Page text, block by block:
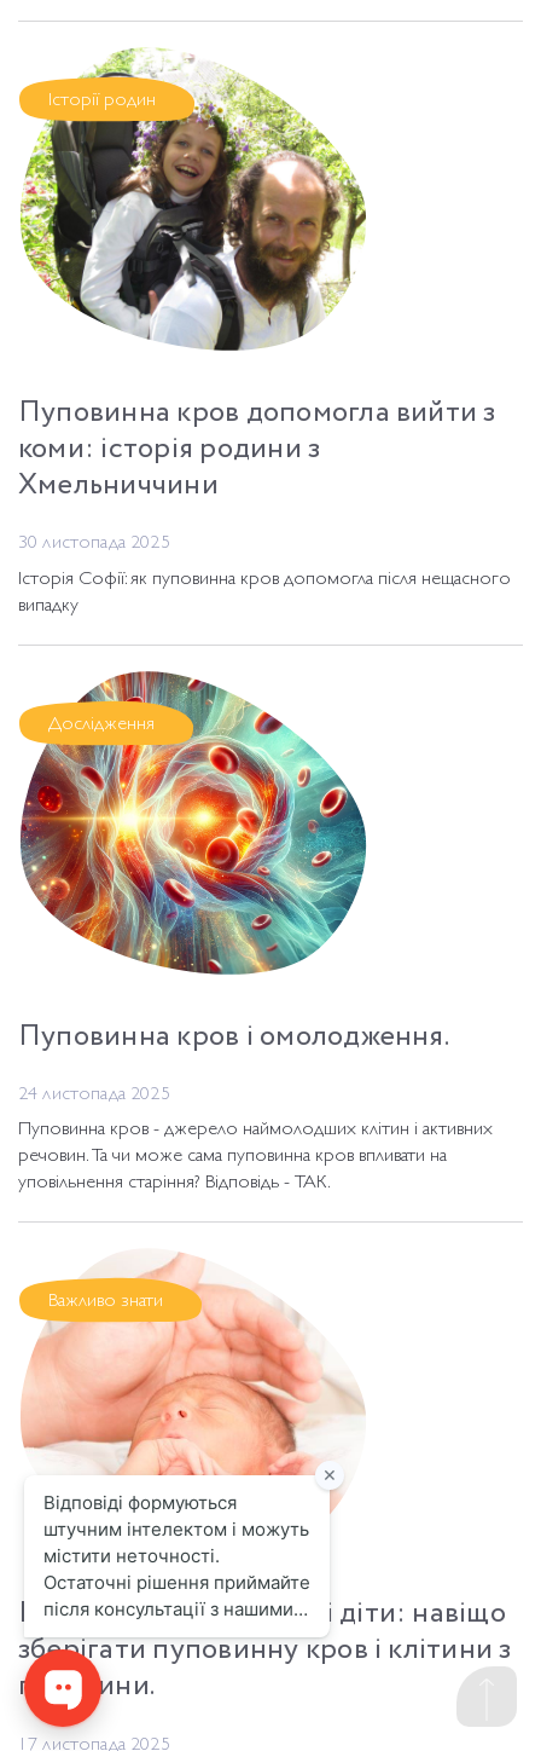
Історії родин
Пуповинна кров допомогла вийти з
коми: історія родини з
Хмельниччини
30 листопада 2025
Історія Софії: як пуповинна кров допомогла після нещасного
випадку
Дослідження
Пуповинна кров і омолодження.
24 листопада 2025
Пуповинна кров - джерело наймолодших клітин і активних
речовин. Та чи може сама пуповинна кров впливати на
уповільнення старіння? Відповідь - ТАК.
Важливо знати
Передчасно народжені діти: навіщо
зберігати пуповинну кров і клітини з
пуповини.
17 листопада 2025